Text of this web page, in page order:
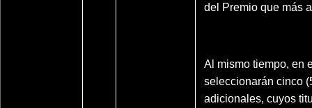
del Premio que más
Al mismo tiempo, en
seleccionarán cinco
adicionales, cuyos